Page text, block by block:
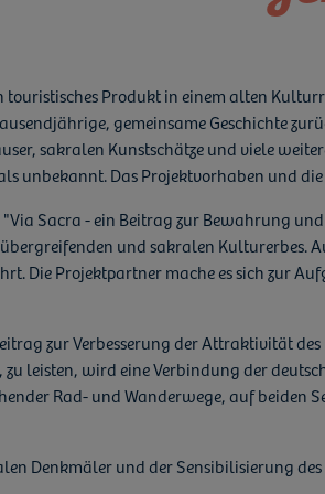
touristisches Produkt in einem alten
gemeinsame Geschichte
sakralen Kunstschätze und viele
unbekannt. Das Projektvorhaben und
Sacra - ein Beitrag zur Bewahrung
und sakralen Kulturerbes.
Die Projektpartner mache es sich zur
zur Verbesserung der Attraktivität
leisten, wird eine Verbindung der
Rad- und Wanderwege, auf beiden
Denkmäler und der Sensibilisierung